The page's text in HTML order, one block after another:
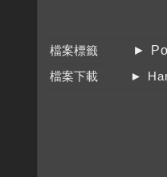
檔案標籤
►
檔案下載